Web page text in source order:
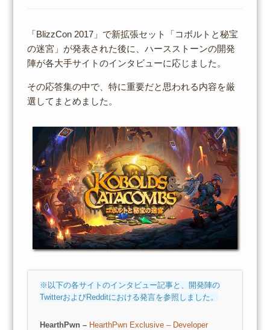
「BlizzCon 2017」で新拡張セット「コボルトと秘宝
の迷宮」が発表された後に、ハースストーンの開発
陣が各大手サイトのインタビューに応じました。
その応答集の中で、特に重要だと思われる内容を厳
選してまとめました。
※以下の各サイトのインタビュー記事と、開発陣の
TwitterおよびRedditにおける発言を参照しました。
HearthPwn – HearthPwn Exclusive – Developer